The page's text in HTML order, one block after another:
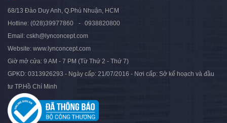
68/13 Đào Duy Anh, Q.Phú Nhuận, HCM
Hotline: (028)39977860
0938820800
Email: cskh@lynconcept.com
Website: www.lynconcept.com
Giờ mở cửa: 9 AM - 7 PM (Từ Thứ 2 - Thứ 7)
GPKD: 0313926293 - Ngày cấp: 21/07/2016 - Nơi cấp: Sở kế hoạch và đầu
tư TP.Hồ Chí Minh